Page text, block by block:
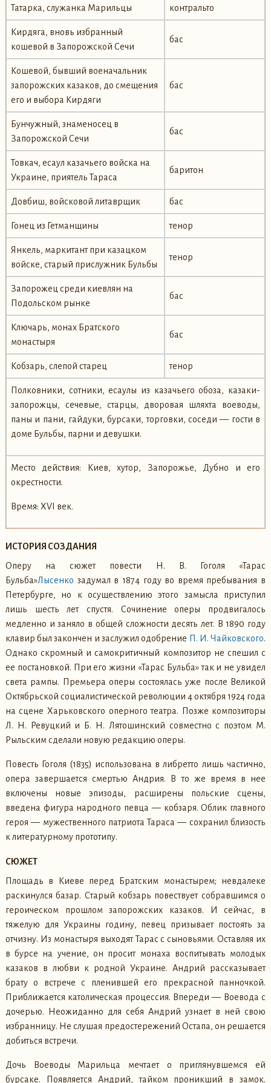
Татарка, служанка Марильцы контральто
Кирдяга, вновь избранный
кошевой в Запорожской Сечи
бас
Кошевой, бывший военачальник
запорожских казаков, до смещения
его и выбора Кирдяги
бас
Бунчужный, знаменосец в
Запорожской Сечи
бас
Товкач, есаул казачьего войска на
Украине, приятель Тараса
баритон
Довбиш, войсковой литаврщик бас
Гонец из Гетманщины тенор
Янкель, маркитант при казацком
войске, старый прислужник Бульбы
тенор
Запорожец среди киевлян на
Подольском рынке
бас
Ключарь, монах Братского
монастыря
бас
Кобзарь, слепой старец тенор
Полковники, сотники, есаулы из казачьего обоза, казаки-
запорожцы, сечевые, старцы, дворовая шляхта воеводы,
паны и пани, гайдуки, бурсаки, торговки, соседи — гости в
доме Бульбы, парни и девушки.
Место действия: Киев, хутор, Запорожье, Дубно и его
окрестности.
Время: XVI век.
ИСТОРИЯ СОЗДАНИЯ
Оперу на сюжет повести Н. В. Гоголя «Тарас
Бульба»Лысенко задумал в 1874 году во время пребывания в
Петербурге, но к осуществлению этого замысла приступил
лишь шесть лет спустя. Сочинение оперы продвигалось
медленно и заняло в общей сложности десять лет. В 1890 году
клавир был закончен и заслужил одобрение П. И. Чайковского.
Однако скромный и самокритичный композитор не спешил с
ее постановкой. При его жизни «Тарас Бульба» так и не увидел
света рампы. Премьера оперы состоялась уже после Великой
Октябрьской социалистической революции 4 октября 1924 года
на сцене Харьковского оперного театра. Позже композиторы
Л. Н. Ревуцкий и Б. Н. Лятошинский совместно с поэтом М.
Рыльским сделали новую редакцию оперы.
Повесть Гоголя (1835) использована в либретто лишь частично,
опера завершается смертью Андрия. В то же время в нее
включены новые эпизоды, расширены польские сцены,
введена фигура народного певца — кобзаря. Облик главного
героя — мужественного патриота Тараса — сохранил близость
к литературному прототипу.
СЮЖЕТ
Площадь в Киеве перед Братским монастырем; невдалеке
раскинулся базар. Старый кобзарь повествует собравшимся о
героическом прошлом запорожских казаков. И сейчас, в
тяжелую для Украины годину, певец призывает постоять за
отчизну. Из монастыря выходят Тарас с сыновьями. Оставляя их
в бурсе на учение, он просит монаха воспитывать молодых
казаков в любви к родной Украине. Андрий рассказывает
брату о встрече с пленившей его прекрасной панночкой.
Приближается католическая процессия. Впереди — Воевода с
дочерью. Неожиданно для себя Андрий узнает в ней свою
избранницу. Не слушая предостережений Остапа, он решается
добиться встречи.
Дочь Воеводы Марильца мечтает о приглянувшемся ей
бурсаке. Появляется Андрий, тайком проникший в замок.